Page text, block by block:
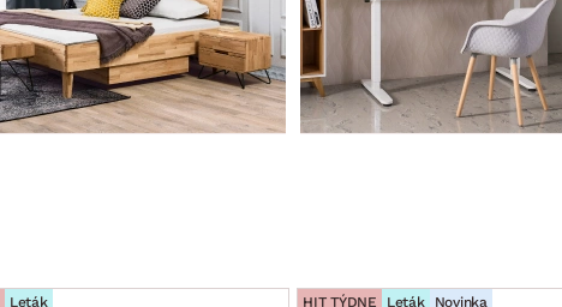
Leták HIT TÝDNE Leták Novinka